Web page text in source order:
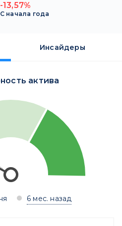
-13,57%
С начала года
Инсайдеры
актива
6 мес. назад